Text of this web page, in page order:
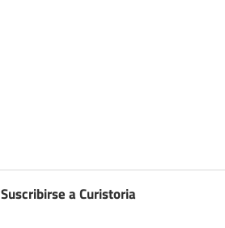
Suscribirse a Curistoria